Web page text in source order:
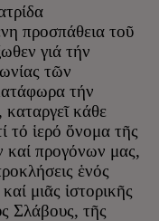
προσπάθεια τοῦ
γιά τήν
τῶν
τήν
κάθε
τό ἱερό ὄνομα τῆς
προγόνων μας,
ἑνός
μιᾶς ἱστορικῆς
Σλάβους, τῆς